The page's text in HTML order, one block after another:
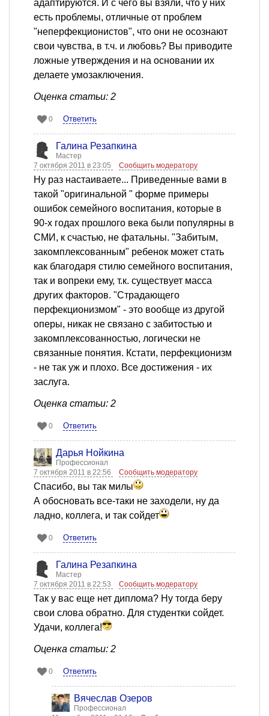
адаптируются. И с чего вы взяли, что у них
есть проблемы, отличные от проблем
"неперфекционистов", что они не осознают
свои чувства, в т.ч. и любовь? Вы приводите
ложные утверждения и на основании их
делаете умозаключения.
Оценка статьи: 2
0 Ответить
Галина Резапкина
Мастер
7 октября 2011 в 23:05
Сообщить модератору
Ну раз настаиваете... Приведенные вами в
такой "оригинальной " форме примеры
ошибок семейного воспитания, которые в
90-х годах прошлого века были популярны в
СМИ, к счастью, не фатальны. "Забитым,
закомплексованным" ребенок может стать
как благодаря стилю семейного воспитания,
так и вопреки ему, т.к. существует масса
других факторов. "Страдающего
перфекционизмом" - это вообще из другой
оперы, никак не связано с забитостью и
закомплексованностью, логически не
связанные понятия. Кстати, перфекционизм
- не так уж и плохо. Все достижения - их
заслуга.
Оценка статьи: 2
0 Ответить
Дарья Нойкина
Профессионал
7 октября 2011 в 22:56
Сообщить модератору
Спасибо, вы так милы
А обосновать все-таки не заходели, ну да
ладно, коллега, и так сойдет
0 Ответить
Галина Резапкина
Мастер
7 октября 2011 в 22:53
Сообщить модератору
Так у вас еще нет диплома? Ну тогда беру
свои слова обратно. Для студентки сойдет.
Удачи, коллега!
Оценка статьи: 2
0 Ответить
Вячеслав Озеров
Профессионал